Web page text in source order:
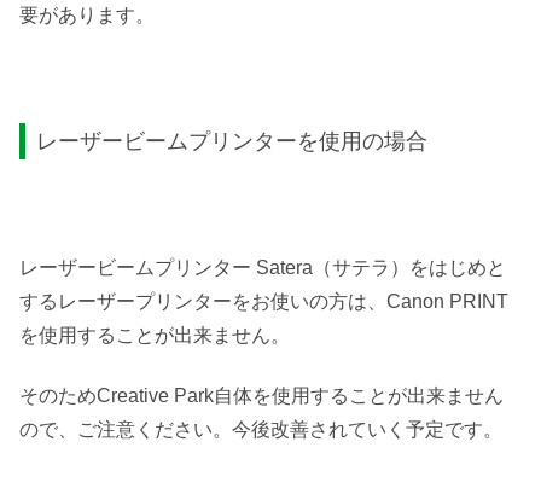
要があります。
レーザービームプリンターを使用の場合
レーザービームプリンター Satera（サテラ）をはじめと
するレーザープリンターをお使いの方は、Canon PRINT
を使用することが出来ません。
そのためCreative Park自体を使用することが出来ません
ので、ご注意ください。今後改善されていく予定です。